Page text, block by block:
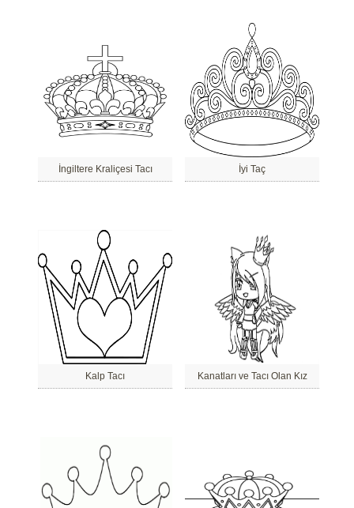
İngiltere Kraliçesi Tacı İyi Taç
Kalp Tacı Kanatları ve Tacı Olan Kız